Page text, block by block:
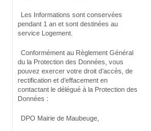
Les Informations sont conservées
pendant 1 an et sont destinées au
service Logement.
Conformément au Règlement Général
du la Protection des Données, vous
pouvez exercer votre droit d’accès, de
rectification et d’effacement en
contactant le délégué à la Protection des
Données :
DPO Mairie de Maubeuge,